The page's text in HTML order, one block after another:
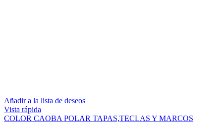
Añadir a la lista de deseos
Vista rápida
COLOR CAOBA POLAR TAPAS,TECLAS Y MARCOS